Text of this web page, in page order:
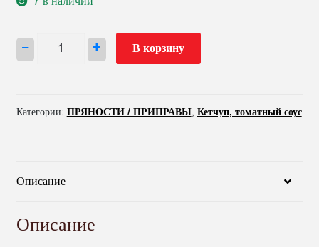
−
Количество
SPILVA
+ В корзину
Категории: ПРЯНОСТИ / ПРИПРАВЫ, Кетчуп, томатный соус
Описание
Описание